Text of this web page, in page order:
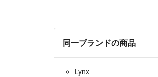
同一ブランドの商品
Lynx